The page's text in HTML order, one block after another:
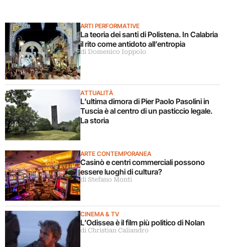
ARTI PERFORMATIVE
La teoria dei santi di Polistena. In Calabria
il rito come antidoto all’entropia
di Domenico Ioppolo
ATTUALITÀ
L’ultima dimora di Pier Paolo Pasolini in
Tuscia è al centro di un pasticcio legale.
La storia
ARTE CONTEMPORANEA
Casinò e centri commerciali possono
essere luoghi di cultura?
di Stefano Monti
CINEMA & TV
L’Odissea è il film più politico di Nolan
di Christian Caliandro